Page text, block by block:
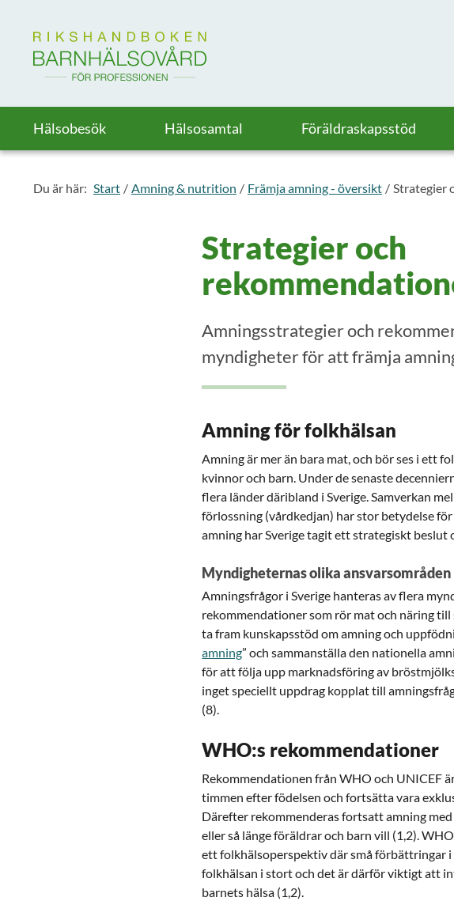
Till startsidan för Rikshandboken i barnhälsovård
Hälsobesök Hälsosamtal Föräldraskapsstöd
Du är här: Start Amning & nutrition Främja amning - översikt Strategier
Strategier och
Amningsstrategier och
myndigheter för att främja
Amning för folkhälsan
Amning är mer än bara mat, och bör ses i ett
kvinnor och barn. Under de senaste
flera länder däribland i Sverige. Samverkan
förlossning (vårdkedjan) har stor betydelse
amning har Sverige tagit ett strategiskt
Myndigheternas olika ansvarsområden
Amningsfrågor i Sverige hanteras av flera
rekommendationer som rör mat och näring
ta fram kunskapsstöd om amning och
amning” och sammanställa den nationella
för att följa upp marknadsföring av
inget speciellt uppdrag kopplat till
(8).
WHO:s rekommendationer
Rekommendationen från WHO och UNICEF
timmen efter födelsen och fortsätta vara
Därefter rekommenderas fortsatt amning
eller så länge föräldrar och barn vill (1,2).
ett folkhälsoperspektiv där små förbättringar
folkhälsan i stort och det är därför viktigt att
barnets hälsa (1,2).